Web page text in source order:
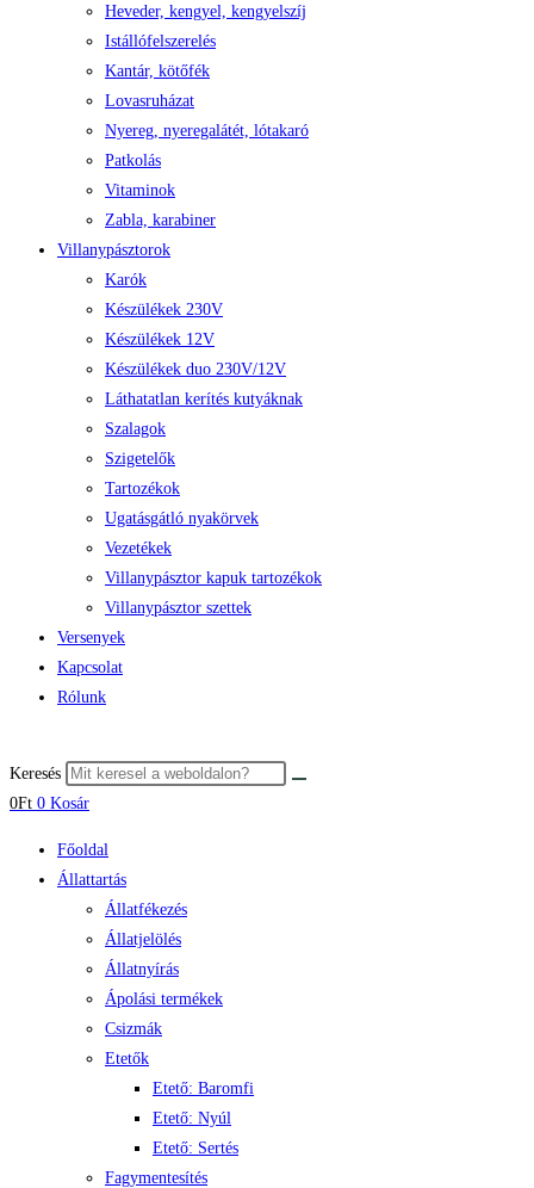
Heveder, kengyel, kengyelszíj
Istállófelszerelés
Kantár, kötőfék
Lovasruházat
Nyereg, nyeregalátét, lótakaró
Patkolás
Vitaminok
Zabla, karabiner
Villanypásztorok
Karók
Készülékek 230V
Készülékek 12V
Készülékek duo 230V/12V
Láthatatlan kerítés kutyáknak
Szalagok
Szigetelők
Tartozékok
Ugatásgátló nyakörvek
Vezetékek
Villanypásztor kapuk tartozékok
Villanypásztor szettek
Versenyek
Kapcsolat
Rólunk
Keresés
0Ft 0 Kosár
Főoldal
Állattartás
Állatfékezés
Állatjelölés
Állatnyírás
Ápolási termékek
Csizmák
Etetők
Etető: Baromfi
Etető: Nyúl
Etető: Sertés
Fagymentesítés